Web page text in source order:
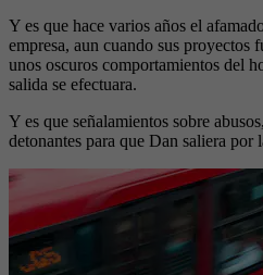
Y es que hace varios años el
empresa, aun cuando sus proyectos
unos oscuros comportamientos del
salida se efectuara.
Y es que señalamientos sobre
detonantes para que Dan saliera por